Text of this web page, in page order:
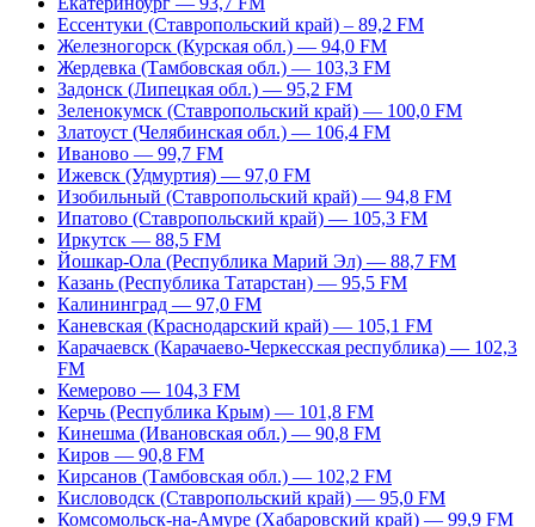
Ессентуки (Ставропольский край) – 89,2 FM
Железногорск (Курская обл.) — 94,0 FM
Жердевка (Тамбовская обл.) — 103,3 FM
Задонск (Липецкая обл.) — 95,2 FM
Зеленокумск (Ставропольский край) — 100,0 FM
Златоуст (Челябинская обл.) — 106,4 FM
Иваново — 99,7 FM
Ижевск (Удмуртия) — 97,0 FM
Изобильный (Ставропольский край) — 94,8 FM
Ипатово (Ставропольский край) — 105,3 FM
Иркутск — 88,5 FM
Йошкар-Ола (Республика Марий Эл) — 88,7 FM
Казань (Республика Татарстан) — 95,5 FM
Калининград — 97,0 FM
Каневская (Краснодарский край) — 105,1 FM
Карачаевск (Карачаево-Черкесская республика) — 102,3
FM
Кемерово — 104,3 FM
Керчь (Республика Крым) — 101,8 FM
Кинешма (Ивановская обл.) — 90,8 FM
Киров — 90,8 FM
Кирсанов (Тамбовская обл.) — 102,2 FM
Кисловодск (Ставропольский край) — 95,0 FM
Комсомольск-на-Амуре (Хабаровский край) — 99,9 FM